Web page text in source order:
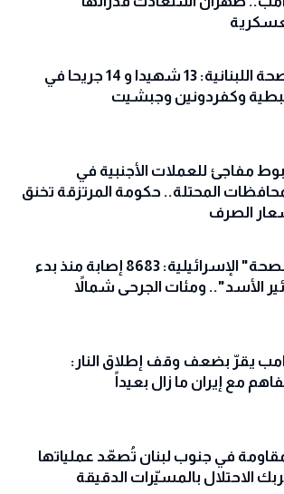
الصحة اللبنانية: 13 شهيدا و 14 جريحا في
وكفردونين وجبشيت
مفاجئ للعملات الأجنبية في
المحتلة.. حكومة المرتزقة تخنق
الصرف
"الصحة" الإسرائيلية: 8683 إصابة منذ بدء
الأسد".. ومئات الجرحى شمالاً
يقرّ بضعف وقف إطلاق النار:
مع إيران ما زال بعيداً
في جنوب لبنان تُصعّد عملياتها
الاحتلال بالمسيّرات الدقيقة